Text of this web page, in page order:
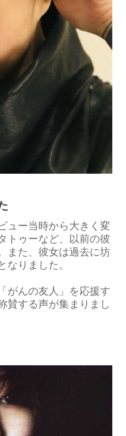
ュー当時から大きく変
トゥーなど、以前の彼
また、彼女は過去に坊
りました。
がんの友人」を応援す
賛する声が集まりまし